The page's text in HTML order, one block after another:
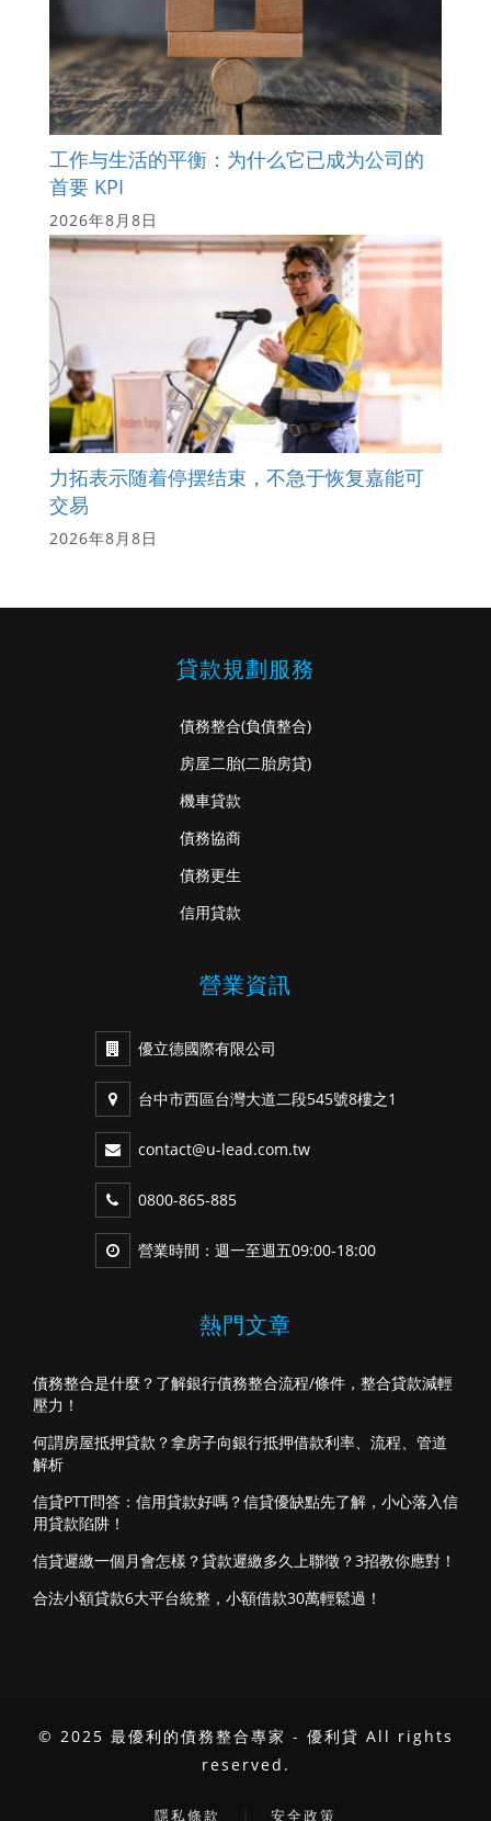
工作与生活的平衡：为什么它已成为公司的
首要 KPI
2026年8月8日
力拓表示随着停摆结束，不急于恢复嘉能可
交易
2026年8月8日
貸款規劃服務
債務整合(負債整合)
房屋二胎(二胎房貸)
機車貸款
債務協商
債務更生
信用貸款
營業資訊
優立德國際有限公司
台中市西區台灣大道二段545號8樓之1
contact@u-lead.com.tw
0800-865-885
營業時間：週一至週五09:00-18:00
熱門文章
債務整合是什麼？了解銀行債務整合流程/條件，整合貸款減輕
壓力！
何謂房屋抵押貸款？拿房子向銀行抵押借款利率、流程、管道
解析
信貸PTT問答：信用貸款好嗎？信貸優缺點先了解，小心落入信
用貸款陷阱！
信貸遲繳一個月會怎樣？貸款遲繳多久上聯徵？3招教你應對！
合法小額貸款6大平台統整，小額借款30萬輕鬆過！
© 2025 最優利的債務整合專家 - 優利貸 All rights
reserved.
隱私條款 安全政策